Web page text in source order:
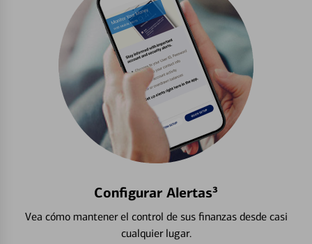
Configurar Alertas³
Vea cómo mantener el control de sus finanzas desde casi
cualquier lugar.